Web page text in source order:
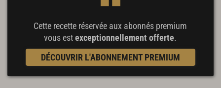
Cette recette réservée aux abonnés premium
vous estexceptionnellement offerte.
DÉCOUVRIR L'ABONNEMENT PREMIUM